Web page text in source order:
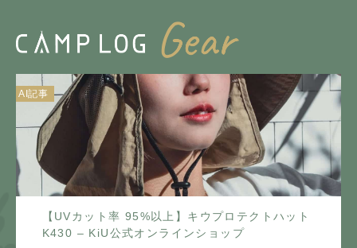
AI記事
【UVカット率 95%以上】キウプロテクトハット
K430 – KiU公式オンラインショップ